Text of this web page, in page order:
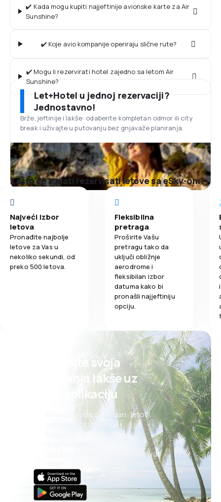
✔️ Kada mogu kupiti najjeftinije avionske karte za Air
Sunshine?
✔️ Koje avio kompanije operiraju slične rute?
✔️ Mogu li rezervirati hotel zajedno sa letom Air
Sunshine?
Let+Hotel u jednoj rezervaciji?
Jednostavno!
Brže, jeftinije i lakše: odaberite kompletan odmor ili city
break i uživajte u putovanju bez gnjavaže planiranja.
Zašto se isplati rezervisati letove sa eSky-om?
Najveći izbor
letova
Pronađite najbolje
letove za Vas u
nekoliko sekundi, od
preko 500 letova.
Fleksibilna
pretraga
Proširite Vašu
pretragu tako da
uključi obližnje
aerodrome i
fleksibilan izbor
datuma kako bi
pronašli najjeftiniju
opciju.
Planirajte svoja
putovanja lakše uz
našu aplikaciju
Nove ponude svaki dan: letovi,
odmori, city break-ovi
Sve što je bitno, uvijek na dohvat